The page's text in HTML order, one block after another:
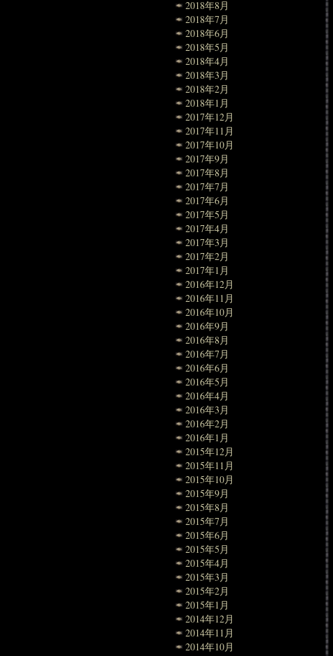
2018年8月
2018年7月
2018年6月
2018年5月
2018年4月
2018年3月
2018年2月
2018年1月
2017年12月
2017年11月
2017年10月
2017年9月
2017年8月
2017年7月
2017年6月
2017年5月
2017年4月
2017年3月
2017年2月
2017年1月
2016年12月
2016年11月
2016年10月
2016年9月
2016年8月
2016年7月
2016年6月
2016年5月
2016年4月
2016年3月
2016年2月
2016年1月
2015年12月
2015年11月
2015年10月
2015年9月
2015年8月
2015年7月
2015年6月
2015年5月
2015年4月
2015年3月
2015年2月
2015年1月
2014年12月
2014年11月
2014年10月